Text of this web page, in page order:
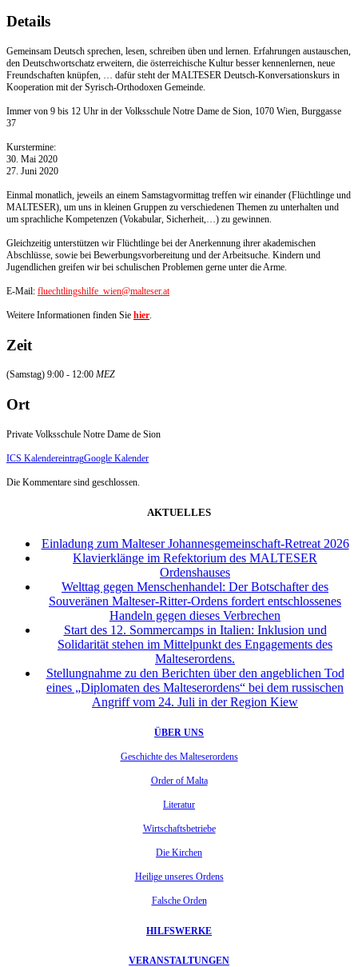
Details
Gemeinsam Deutsch sprechen, lesen, schreiben üben und lernen. Erfahrungen austauschen,
den Deutschwortschatz erweitern, die österreichische Kultur besser kennenlernen, neue
Freundschaften knüpfen, … dafür steht der MALTESER Deutsch-Konversationskurs in
Kooperation mit der Syrisch-Orthodoxen Gemeinde.
Immer von 9 bis 12 Uhr in der Volksschule Notre Dame de Sion, 1070 Wien, Burggasse
37
Kurstermine:
30. Mai 2020
27. Juni 2020
Einmal monatlich, jeweils an einem Samstagvormittag treffen wir einander (Flüchtlinge und
MALTESER), um uns in kleinen Gruppen zu verschiedenen Themen zu unterhalten und
um sprachliche Kompetenzen (Vokabular, Sicherheit,…) zu gewinnen.
Gleichzeitig unterstützen wir Flüchtlinge bei der Anerkennung ihrer akademischen
Abschlüsse, sowie bei Bewerbungsvorbereitung und der Arbeitsuche. Kindern und
Jugendlichen greifen wir bei schulischen Problemen gerne unter die Arme.
E-Mail: fluechtlingshilfe_wien@malteser.at
Weitere Informationen finden Sie hier.
Zeit
(Samstag) 9:00 - 12:00 MEZ
Ort
Private Volksschule Notre Dame de Sion
ICS KalendereintragGoogle Kalender
Die Kommentare sind geschlossen.
AKTUELLES
Einladung zum Malteser Johannesgemeinschaft-Retreat 2026
Klavierklänge im Refektorium des MALTESER
Ordenshauses
Welttag gegen Menschenhandel: Der Botschafter des
Souveränen Malteser-Ritter-Ordens fordert entschlossenes
Handeln gegen dieses Verbrechen
Start des 12. Sommercamps in Italien: Inklusion und
Solidarität stehen im Mittelpunkt des Engagements des
Malteserordens.
Stellungnahme zu den Berichten über den angeblichen Tod
eines „Diplomaten des Malteserordens“ bei dem russischen
Angriff vom 24. Juli in der Region Kiew
ÜBER UNS
Geschichte des Malteserordens
Order of Malta
Literatur
Wirtschaftsbetriebe
Die Kirchen
Heilige unseres Ordens
Falsche Orden
HILFSWERKE
VERANSTALTUNGEN